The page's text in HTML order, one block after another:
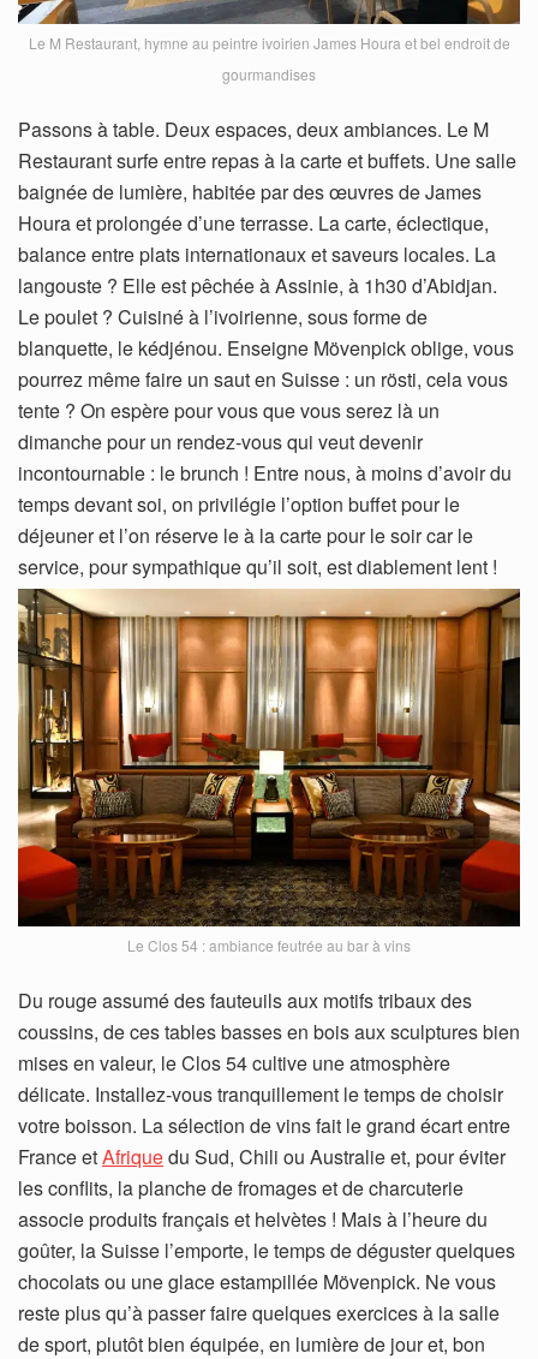
Le M Restaurant, hymne au peintre ivoirien James Houra et bel endroit de
gourmandises
Passons à table. Deux espaces, deux ambiances. Le M
Restaurant surfe entre repas à la carte et buffets. Une salle
baignée de lumière, habitée par des œuvres de James
Houra et prolongée d’une terrasse. La carte, éclectique,
balance entre plats internationaux et saveurs locales. La
langouste ? Elle est pêchée à Assinie, à 1h30 d’Abidjan.
Le poulet ? Cuisiné à l’ivoirienne, sous forme de
blanquette, le kédjénou. Enseigne Mövenpick oblige, vous
pourrez même faire un saut en Suisse : un rösti, cela vous
tente ? On espère pour vous que vous serez là un
dimanche pour un rendez-vous qui veut devenir
incontournable : le brunch ! Entre nous, à moins d’avoir du
temps devant soi, on privilégie l’option buffet pour le
déjeuner et l’on réserve le à la carte pour le soir car le
service, pour sympathique qu’il soit, est diablement lent !
Le Clos 54 : ambiance feutrée au bar à vins
Du rouge assumé des fauteuils aux motifs tribaux des
coussins, de ces tables basses en bois aux sculptures bien
mises en valeur, le Clos 54 cultive une atmosphère
délicate. Installez-vous tranquillement le temps de choisir
votre boisson. La sélection de vins fait le grand écart entre
France etAfriquedu Sud, Chili ou Australie et, pour éviter
les conflits, la planche de fromages et de charcuterie
associe produits français et helvètes ! Mais à l’heure du
goûter, la Suisse l’emporte, le temps de déguster quelques
chocolats ou une glace estampillée Mövenpick. Ne vous
reste plus qu’à passer faire quelques exercices à la salle
de sport, plutôt bien équipée, en lumière de jour et, bon